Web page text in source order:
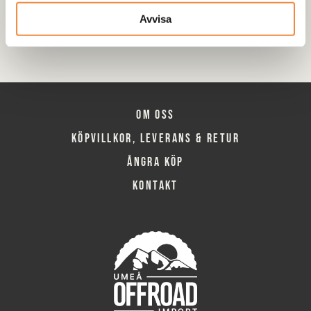
Avvisa
Om oss
Köpvillkor, leverans & retur
Ångra köp
Kontakt